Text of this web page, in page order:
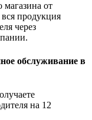
от
продукция
через
обслуживание в
на 12